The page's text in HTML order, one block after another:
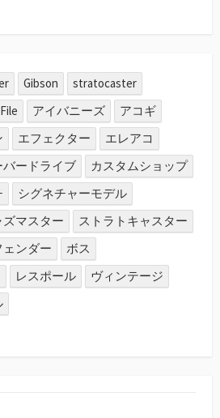
Gibson
stratocaster
アイバニーズ
アコギ
エフェクター
エレアコ
バードライブ
カスタムショップ
シグネチャーモデル
ズマスター
ストラトキャスター
ェンダー
ボス
レスポール
ヴィンテージ